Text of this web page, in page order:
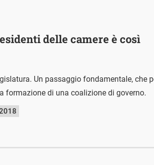
delle camere è così
Un passaggio fondamentale, che
formazione di una coalizione di governo.